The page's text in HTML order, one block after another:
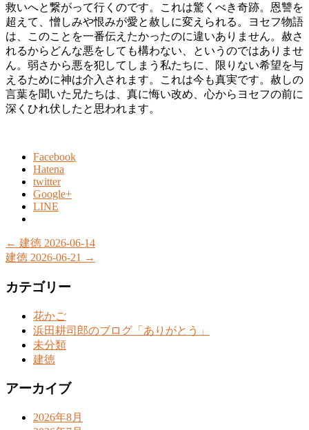
救いへと繋がって行くのです。これは驚くべき奇跡。恩讐を
超えて、憎しみや恨みが愛と赦しに変えられる。ヨセフ物語
は、このことを一番伝えたかったのに違いありません。赦さ
れるからどんな悪をしても構わない、というのではありませ
ん。弱さから悪を犯してしまう私たちに、限りない希望を与
えるために神は介入されます。これは今も真実です。赦しの
言葉を聞いた兄たちは、真に悔い改め、心からヨセフの前に
深くひれ伏したと思われます。
Facebook
Hatena
twitter
Google+
LINE
← 建徳 2026-06-14
建徳 2026-06-21 →
カテゴリー
花かご
浜田耕司郎のブログ「ありがとう」
未分類
建徳
アーカイブ
2026年8月